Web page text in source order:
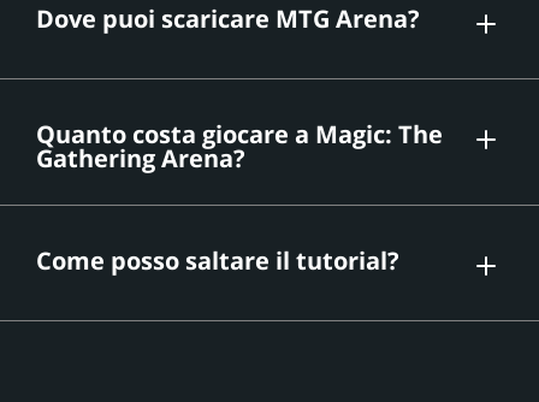
Dove puoi scaricare MTG Arena?
qui
Quanto costa giocare a Magic: The
Gathering Arena?
Come posso saltare il tutorial?